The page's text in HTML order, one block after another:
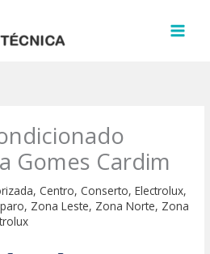
Gomes Cardim
,Centro,Conserto,Electrolux,
, Zona Leste, Zona Norte, Zona